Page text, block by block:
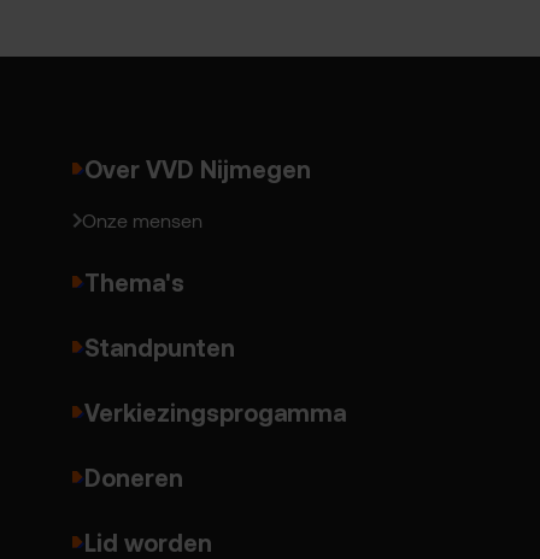
Over VVD Nijmegen
Onze mensen
Thema's
Standpunten
Verkiezingsprogamma
Doneren
Lid worden